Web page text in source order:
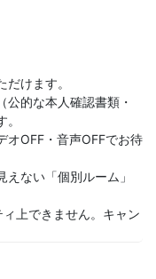
けます。
公的な本人確認書類・
オOFF・音声OFFでお待
えない「個別ルーム」
上できません。キャン